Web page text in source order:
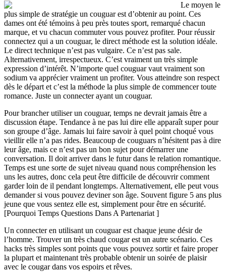
Le moyen le
plus simple de stratégie un couguar est d’obtenir au point. Ces
dames ont été témoins à peu près toutes sport, remarqué chacun
marque, et vu chacun commuter vous pouvez profiter. Pour réussir
connectez qui a un couguar, le direct méthode est la solution idéale.
Le direct technique n’est pas vulgaire. Ce n’est pas sale.
Alternativement, irrespectueux. C’est vraiment un très simple
expression d’intérêt. N’importe quel couguar vaut vraiment son
sodium va apprécier vraiment un profiter. Vous atteindre son respect
dès le départ et c’est la méthode la plus simple de commencer toute
romance. Juste un connecter ayant un couguar.
Pour brancher utiliser un couguar, temps ne devrait jamais être a
discussion étape. Tendance à ne pas lui dire elle apparaît super pour
son groupe d’âge. Jamais lui faire savoir à quel point choqué vous
vieillir elle n’a pas rides. Beaucoup de couguars n’hésitent pas à dire
leur âge, mais ce n’est pas un bon sujet pour démarrer une
conversation. Il doit arriver dans le futur dans le relation romantique.
Temps est une sorte de sujet niveau quand nous compréhension les
uns les autres, donc cela peut être difficile de découvrir comment
garder loin de il pendant longtemps. Alternativement, elle peut vous
demander si vous pouvez deviner son âge. Souvent figure 5 ans plus
jeune que vous sentez elle est, simplement pour être en sécurité.
[Pourquoi Temps Questions Dans A Partenariat ]
Un connecter en utilisant un couguar est chaque jeune désir de
l’homme. Trouver un très chaud cougar est un autre scénario. Ces
hacks très simples sont points que vous pouvez sortir et faire proper
la plupart et maintenant très probable obtenir un soirée de plaisir
avec le cougar dans vos espoirs et rêves.